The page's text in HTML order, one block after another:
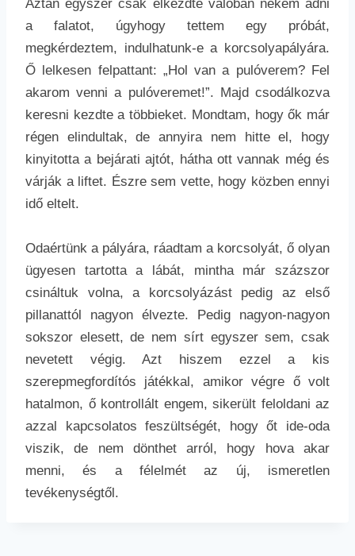
Aztán egyszer csak elkezdte valóban nekem adni
a falatot, úgyhogy tettem egy próbát,
megkérdeztem, indulhatunk-e a korcsolyapályára.
Ő lelkesen felpattant: „Hol van a pulóverem? Fel
akarom venni a pulóveremet!”. Majd csodálkozva
keresni kezdte a többieket. Mondtam, hogy ők már
régen elindultak, de annyira nem hitte el, hogy
kinyitotta a bejárati ajtót, hátha ott vannak még és
várják a liftet. Észre sem vette, hogy közben ennyi
idő eltelt.
Odaértünk a pályára, ráadtam a korcsolyát, ő olyan
ügyesen tartotta a lábát, mintha már százszor
csináltuk volna, a korcsolyázást pedig az első
pillanattól nagyon élvezte. Pedig nagyon-nagyon
sokszor elesett, de nem sírt egyszer sem, csak
nevetett végig. Azt hiszem ezzel a kis
szerepmegfordítós játékkal, amikor végre ő volt
hatalmon, ő kontrollált engem, sikerült feloldani az
azzal kapcsolatos feszültségét, hogy őt ide-oda
viszik, de nem dönthet arról, hogy hova akar
menni, és a félelmét az új, ismeretlen
tevékenységtől.